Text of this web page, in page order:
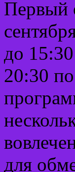
Первый
до
20:30
для